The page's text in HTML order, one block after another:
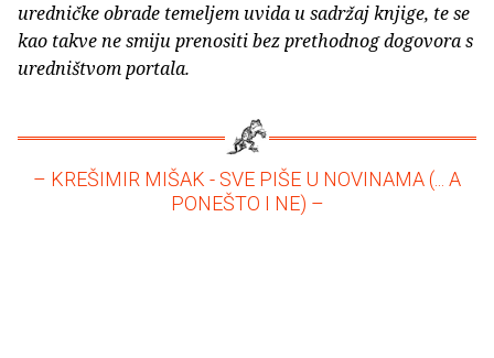
uredničke obrade temeljem uvida u sadržaj knjige, te se
kao takve ne smiju prenositi bez prethodnog dogovora s
uredništvom portala.
– KREŠIMIR MIŠAK - SVE PIŠE U NOVINAMA (... A
PONEŠTO I NE) –